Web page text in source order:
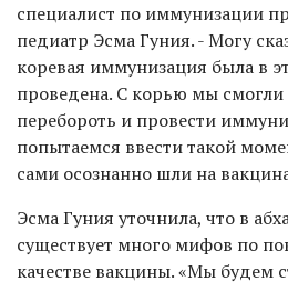
специалист по иммунизации
педиатр Эсма Гуния. - Могу
коревая иммунизация была в
проведена. С корью мы
перебороть и провести
попытаемся ввести такой
сами осознанно шли на
Эсма Гуния уточнила, что в
существует много мифов по
качестве вакцины. «Мы будем